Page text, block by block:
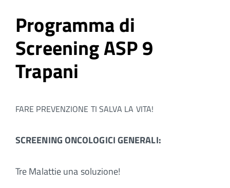
Programma di
Screening ASP 9
Trapani
FARE PREVENZIONE TI SALVA LA VITA!
SCREENING ONCOLOGICI GENERALI:
Tre Malattie una soluzione!